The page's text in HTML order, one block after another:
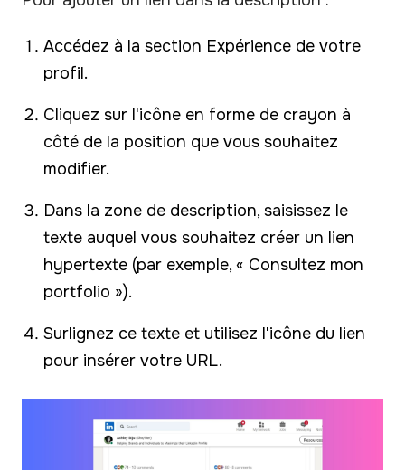
Accédez à la section Expérience de votre
profil.
Cliquez sur l'icône en forme de crayon à
côté de la position que vous souhaitez
modifier.
Dans la zone de description, saisissez le
texte auquel vous souhaitez créer un lien
hypertexte (par exemple, « Consultez mon
portfolio »).
Surlignez ce texte et utilisez l'icône du lien
pour insérer votre URL.